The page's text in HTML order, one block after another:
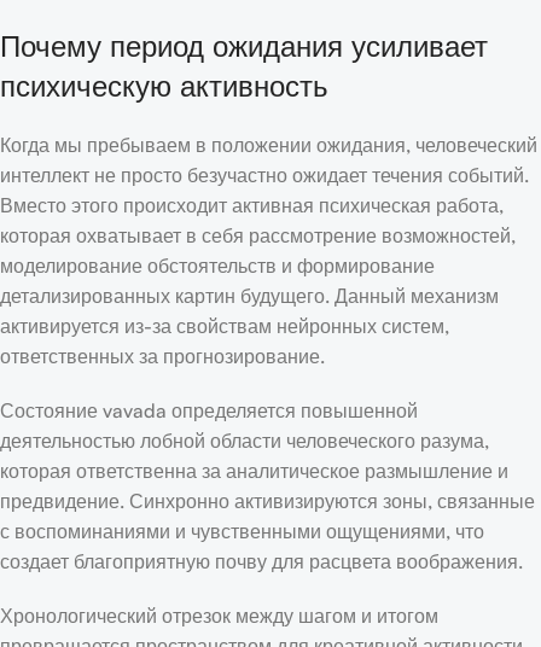
Почему период ожидания усиливает
психическую активность
Когда мы пребываем в положении ожидания, человеческий
интеллект не просто безучастно ожидает течения событий.
Вместо этого происходит активная психическая работа,
которая охватывает в себя рассмотрение возможностей,
моделирование обстоятельств и формирование
детализированных картин будущего. Данный механизм
активируется из-за свойствам нейронных систем,
ответственных за прогнозирование.
Состояние vavada определяется повышенной
деятельностью лобной области человеческого разума,
которая ответственна за аналитическое размышление и
предвидение. Синхронно активизируются зоны, связанные
с воспоминаниями и чувственными ощущениями, что
создает благоприятную почву для расцвета воображения.
Хронологический отрезок между шагом и итогом